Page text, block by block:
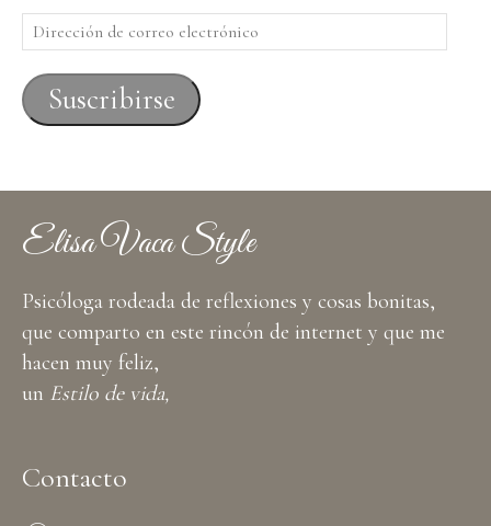
Dirección
de
correo
electrónico
Suscribirse
Elisa Vaca Style
Psicóloga rodeada de reflexiones y cosas bonitas,
que comparto en este rincón de internet y que me
hacen muy feliz,
un Estilo de vida,
Contacto